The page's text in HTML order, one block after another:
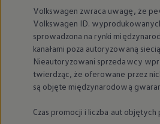
Volkswagen zwraca uwagę, że
Volkswagen ID.
sprowadzona na rynki
kanałami poza autoryzowaną
Nieautoryzowani sprzedawcy
twierdząc, że oferowane przez
są objęte międzynarodową
Czas promocji i liczba aut objętych